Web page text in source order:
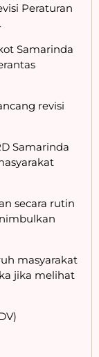
Peraturan
Samarinda
revisi
Samarinda
secara rutin
masyarakat
jika melihat